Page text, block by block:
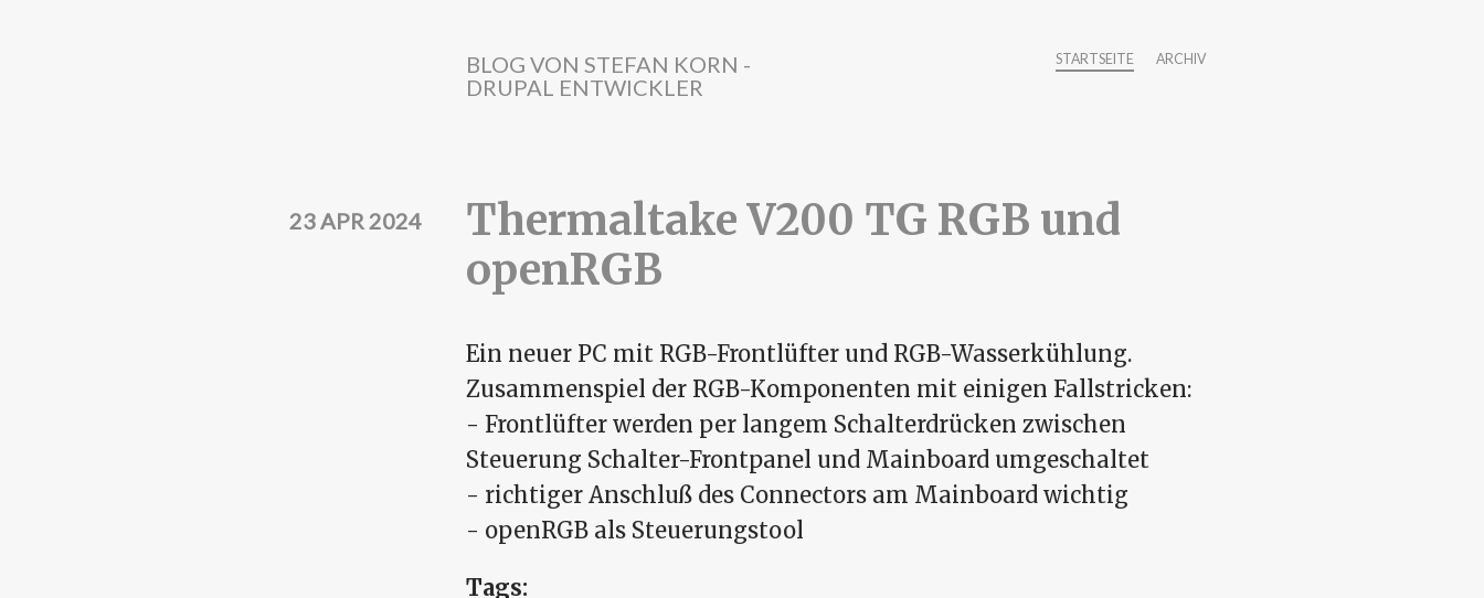
BLOG VON STEFAN KORN -
DRUPAL ENTWICKLER
STARTSEITE ARCHIV
Thermaltake V200 TG RGB und
openRGB
23 APR 2024
Ein neuer PC mit RGB-Frontlüfter und RGB-Wasserkühlung.
Zusammenspiel der RGB-Komponenten mit einigen Fallstricken:
- Frontlüfter werden per langem Schalterdrücken zwischen
Steuerung Schalter-Frontpanel und Mainboard umgeschaltet
- richtiger Anschluß des Connectors am Mainboard wichtig
- openRGB als Steuerungstool
Tags: